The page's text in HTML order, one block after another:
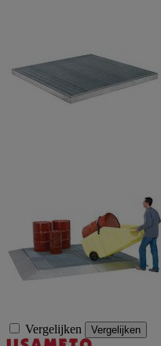
Vergelijken Vergelijken